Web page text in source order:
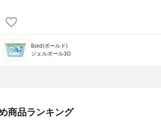
Bold(ボールド)
ジェルボール3D
商品ランキング